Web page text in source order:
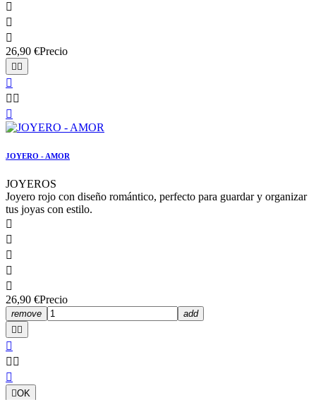



26,90 €Precio
 

 

JOYERO - AMOR
JOYEROS
Joyero rojo con diseño romántico, perfecto para guardar y organizar
tus joyas con estilo.





26,90 €Precio
remove
add
 

 

OK